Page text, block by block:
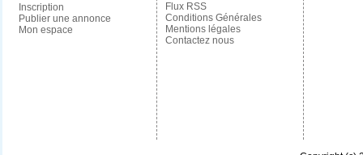
Inscription
Publier une annonce
Mon espace
Flux RSS
Conditions Générales
Mentions légales
Contactez nous